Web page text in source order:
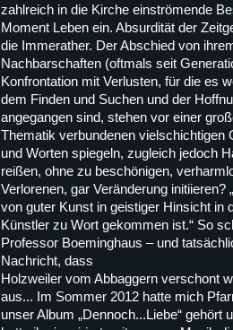
zahlreich in die Kirche einströmende
Moment Leben ein. Absurdität der
die Immerather. Der Abschied von
Nachbarschaften (oftmals seit
Konfrontation mit Verlusten, für die es
dem Finden und Suchen und der
angegangen sind, stehen vor einer
Thematik verbundenen vielschichtigen
und Worten spiegeln, zugleich jedoch
reißen, ohne zu beschönigen,
Verlorenen, gar Veränderung
von guter Kunst in geistiger Hinsicht in
Künstler zu Wort gekommen ist.“ So
Professor Boeminghaus – und
Nachricht, dass
Holzweiler vom Abbaggern verschont
aus... Im Sommer 2012 hatte mich
unser Album „Dennoch...Liebe“ gehört